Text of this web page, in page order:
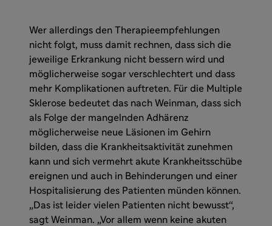
Wer allerdings den Therapieempfehlungen
nicht folgt, muss damit rechnen, dass sich die
jeweilige Erkrankung nicht bessern wird und
möglicherweise sogar verschlechtert und dass
mehr Komplikationen auftreten. Für die Multiple
Sklerose bedeutet das nach Weinman, dass sich
als Folge der mangelnden Adhärenz
möglicherweise neue Läsionen im Gehirn
bilden, dass die Krankheitsaktivität zunehmen
kann und sich vermehrt akute Krankheitsschübe
ereignen und auch in Behinderungen und einer
Hospitalisierung des Patienten münden können.
„Das ist leider vielen Patienten nicht bewusst“,
sagt Weinman. „Vor allem wenn keine akuten